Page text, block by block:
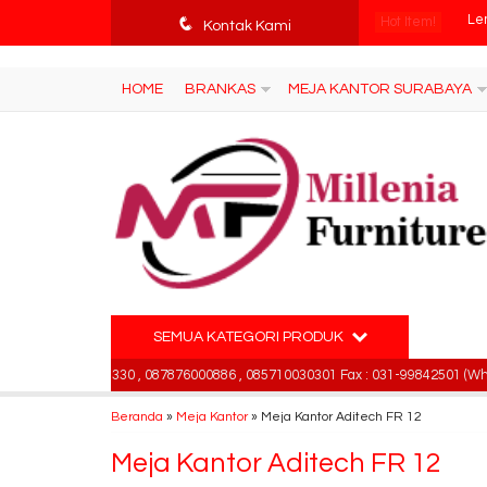
q Kontak Kami Hot Item!
HOME BRANKAS MEJA KANTOR SURABAYA
SEMUA KATEGORI PRODUK
, 087876000886 , 085710030301 Fax : 031-99842501 (Whatsapp
Beranda » Meja Kantor» Meja Kantor Aditech FR 12
Meja Kantor Aditech FR 12